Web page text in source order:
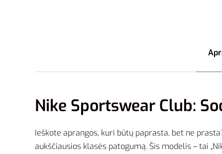
Nike Sportswear Club:
Ieškote aprangos, kuri būtų paprasta, bet ne
aukščiausios klasės patogumą. Šis modelis – tai